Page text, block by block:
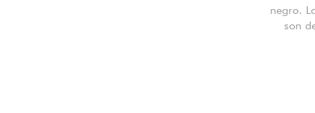
negro.
son